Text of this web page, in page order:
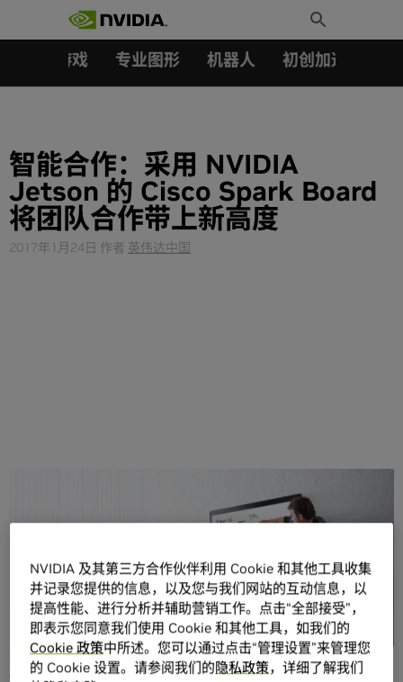
Toggle
Search
游戏 专业图形 机器人 初创加速会员成
智能合作：采用 NVIDIA
Jetson 的 Cisco Spark Board
将团队合作带上新高度
2017年1月24日 作者 英伟达中国
无论是在会议室的另一端还是在大洋的另一端，今天发布
Cisco Spark Board都让合作变得非常轻松。这是一款一
体式 4K 设备，可以实现屏幕共享、交互式白板和视频会议。
NVIDIA 及其第三方合作伙伴利用 Cookie 和其他工具收集
并记录您提供的信息，以及您与我们网站的互动信息，以
提高性能、进行分析并辅助营销工作。点击“全部接受”，
即表示您同意我们使用 Cookie 和其他工具，如我们的
Cookie 政策中所述。您可以通过点击“管理设置”来管理您
的 Cookie 设置。请参阅我们的隐私政策，详细了解我们